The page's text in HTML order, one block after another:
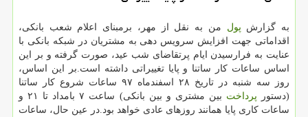
به گزارش پول من به نقل از مهر، برمبنای اعلام شعب بانكی،
اقداماتی جهت افزایش سرویس دهی به مشتریان در شبكه بانكی با
عنایت به فرارسیدن ایام پرتقاضای شب عید، صورت گرفته و بر این
اساس ساعات كار ساتنا و پایا تغییراتی داشته است.بر این اساس،
روز سه شنبه در تاریخ ۲۸ اسفندماه ۹۷ ساعات شروع كار ساتنا
(دستور پرداخت
بین مشتری و بین بانكی) ساعت ۷ بامداد تا ۲۱ و
ساعات كاری پایا همانند روزهای عادی خواهد بود.در عین حال، ساعات